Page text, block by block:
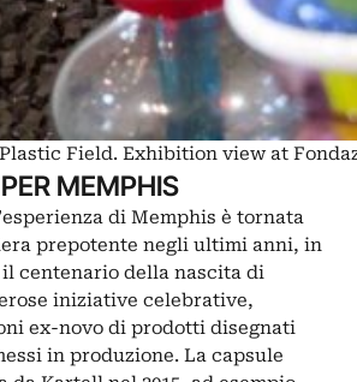
Field. Exhibition view at
MEMPHIS
di Memphis è tornata
prepotente negli ultimi anni, in
centenario della nascita di
iniziative celebrative,
ex-novo di prodotti disegnati
in produzione. La capsule